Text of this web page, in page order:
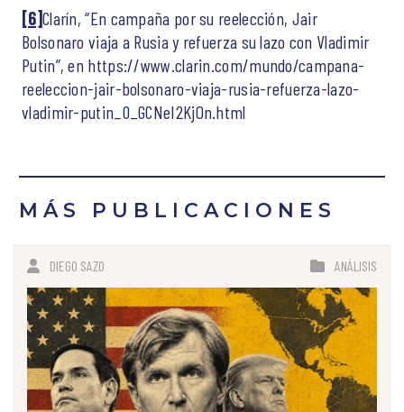
[6]Clarín, “En campaña por su reelección, Jair
Bolsonaro viaja a Rusia y refuerza su lazo con Vladimir
Putin”, en https://www.clarin.com/mundo/campana-
reeleccion-jair-bolsonaro-viaja-rusia-refuerza-lazo-
vladimir-putin_0_GCNeI2KjOn.html
MÁS PUBLICACIONES
DIEGO SAZO ANÁLISIS